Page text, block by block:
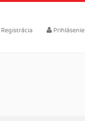
Registrácia Prihlásenie